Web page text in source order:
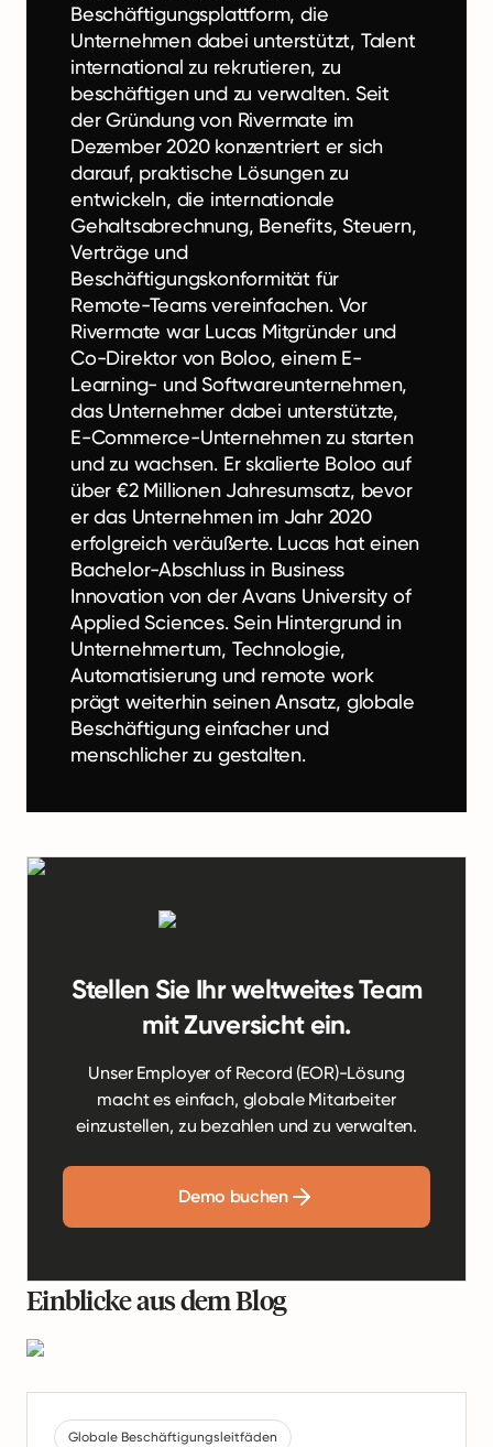
Beschäftigungsplattform, die
Unternehmen dabei unterstützt, Talent
international zu rekrutieren, zu
beschäftigen und zu verwalten. Seit
der Gründung von Rivermate im
Dezember 2020 konzentriert er sich
darauf, praktische Lösungen zu
entwickeln, die internationale
Gehaltsabrechnung, Benefits, Steuern,
Verträge und
Beschäftigungskonformität für
Remote-Teams vereinfachen. Vor
Rivermate war Lucas Mitgründer und
Co-Direktor von Boloo, einem E-
Learning- und Softwareunternehmen,
das Unternehmer dabei unterstützte,
E-Commerce-Unternehmen zu starten
und zu wachsen. Er skalierte Boloo auf
über €2 Millionen Jahresumsatz, bevor
er das Unternehmen im Jahr 2020
erfolgreich veräußerte. Lucas hat einen
Bachelor-Abschluss in Business
Innovation von der Avans University of
Applied Sciences. Sein Hintergrund in
Unternehmertum, Technologie,
Automatisierung und remote work
prägt weiterhin seinen Ansatz, globale
Beschäftigung einfacher und
menschlicher zu gestalten.
Stellen Sie Ihr weltweites Team
mit Zuversicht ein.
Unser Employer of Record (EOR)-Lösung
macht es einfach, globale Mitarbeiter
einzustellen, zu bezahlen und zu verwalten.
Demo buchen
Einblicke aus dem Blog
Globale Beschäftigungsleitfäden